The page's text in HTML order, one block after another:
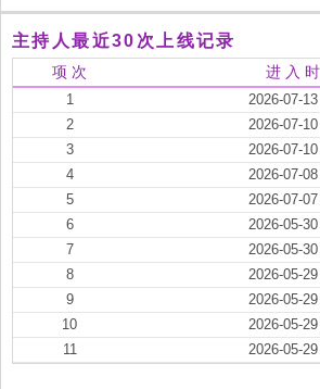
主持人最近30次上线记录
项 次 进 入
1 2026-07-
2
2026-07-
3
2026-07-
4
2026-07-
5
2026-07-
6
2026-05-
7
2026-05-
8
2026-05-
9
2026-05-
10
2026-05-
11
2026-05-